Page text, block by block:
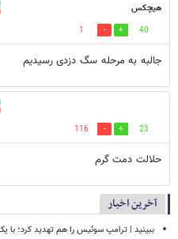
هیچکس
40
1
جالبه به مرحله سگ دزدی رسیدیم
23
116
حلالت دمت گرم
آخرین اخبار
ببینید | ترامپ سوئیس را هم تهدید کرد؛ با